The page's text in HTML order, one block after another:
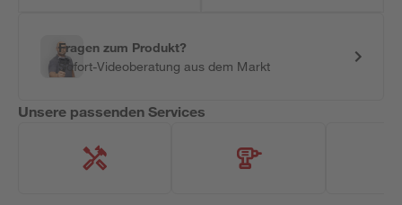
Fragen zum Produkt?
Sofort-Videoberatung aus dem Markt
Unsere passenden Services